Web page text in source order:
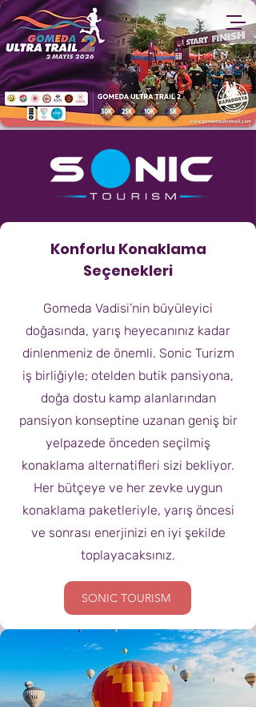
Konforlu Konaklama
Seçenekleri
Gomeda Vadisi’nin büyüleyici
doğasında, yarış heyecanınız kadar
dinlenmeniz de önemli. Sonic Turizm
iş birliğiyle; otelden butik pansiyona,
doğa dostu kamp alanlarından
pansiyon konseptine uzanan geniş bir
yelpazede önceden seçilmiş
konaklama alternatifleri sizi bekliyor.
Her bütçeye ve her zevke uygun
konaklama paketleriyle, yarış öncesi
ve sonrası enerjinizi en iyi şekilde
toplayacaksınız.
SONIC TOURISM